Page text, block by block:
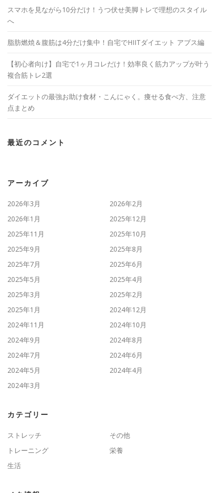
スマホを見ながら10分だけ！うつ伏せ美脚トレで理想のスタイル
へ
脂肪燃焼＆腹筋は4分だけ集中！自宅でHIITダイエット アブス編
【初心者向け】自宅で1ヶ月コレだけ！効率良く筋力アップが叶う
複合筋トレ2選
ダイエットの最強お助け食材・こんにゃく。痩せる食べ方、注意
点まとめ
最近のコメント
アーカイブ
2026年3月
2026年2月
2026年1月
2025年12月
2025年11月
2025年10月
2025年9月
2025年8月
2025年7月
2025年6月
2025年5月
2025年4月
2025年3月
2025年2月
2025年1月
2024年12月
2024年11月
2024年10月
2024年9月
2024年8月
2024年7月
2024年6月
2024年5月
2024年4月
2024年3月
カテゴリー
ストレッチ
その他
トレーニング
栄養
生活